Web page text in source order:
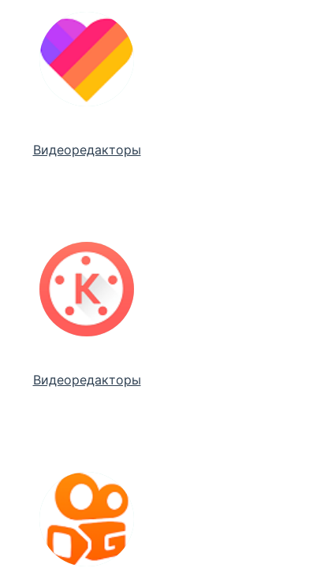
Видеоредакторы
Видеоредакторы